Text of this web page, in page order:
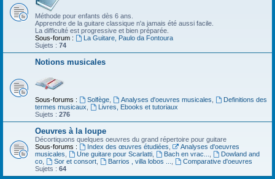
Méthode pour enfants dès 6 ans.
Apprendre de la guitare classique n'a jamais été aussi facile.
La difficulté est progressive et bien préparée.
Sous-forum :
La Guitare, Paulo da Fontoura
Sujets : 74
Notions musicales
Sous-forums : Solfège, Analyses d'oeuvres musicales
Definitions des
termes musicaux
Livres, Ebooks et tutoriaux
Sujets : 276
Oeuvres à la loupe
Décortiquons quelques oeuvres du grand répertoire pour guitare
Sous-forums :
Index des œuvres étudiées
Analyses d'oeuvres
musicales
Une guitare pour Scarlatti, Bach en vrac...
Dowland and
co
Sor et consort, Barrios , villa lobos ...
Comparative d'oeuvres
Sujets : 64